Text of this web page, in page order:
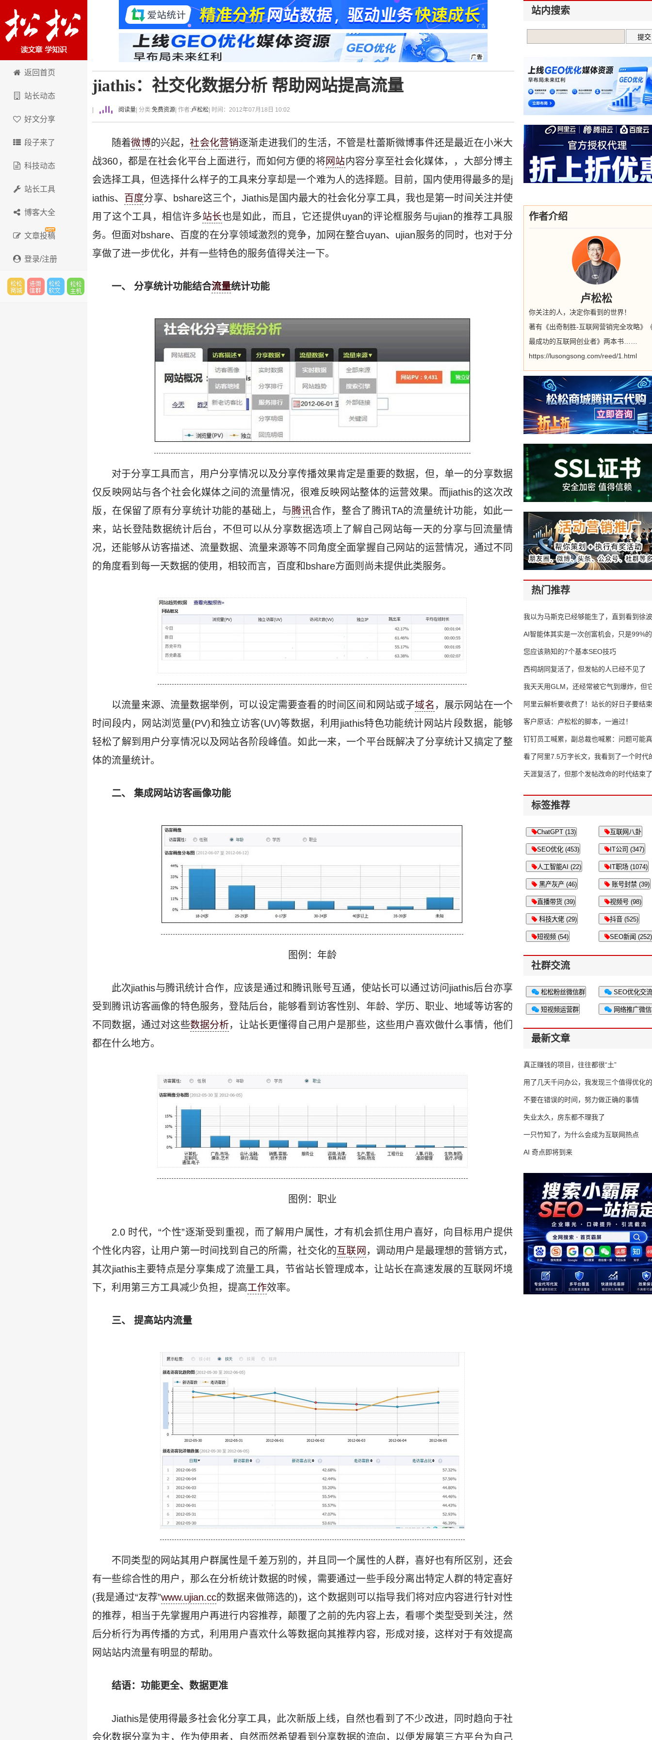
卢松松博客
返回首页
站长动态
好文分享
段子来了
科技动态
站长工具
博客大全
文章投稿
登录/注册
jiathis：社交化数据分析 帮助网站提高流量
阅读量 | 分类:免费资源 | 作者:卢松松 | 时间：2012年07月18日 10:02
随着微博的兴起，社会化营销逐渐走进我们的生活，不管是杜蕾斯微博事件还是最近在小米大
战360，都是在社会化平台上面进行，而如何方便的将网站内容分享至社会化媒体，，大部分博主
会选择工具，但选择什么样子的工具来分享却是一个难为人的选择题。目前，国内使用得最多的是j
iathis、
百度分享、bshare这三个，Jiathis是国内最大的社会化分享工具，我也是第一时间关注并使
用了这个工具，相信许多站长也是如此，而且，它还提供uyan的评论框服务与ujian的推荐工具服
务。但面对bshare、百度的在分享领域激烈的竞争，加网在整合uyan、ujian服务的同时，也对于分
享做了进一步优化，并有一些特色的服务值得关注一下。
一、 分享统计功能结合流量统计功能
对于分享工具而言，用户分享情况以及分享传播效果肯定是重要的数据，但，单一的分享数据
仅反映网站与各个社会化媒体之间的流量情况，很难反映网站整体的运营效果。而jiathis的这次改
版，在保留了原有分享统计功能的基础上，与腾讯合作，整合了腾讯TA的流量统计功能，如此一
来，站长登陆数据统计后台，不但可以从分享数据选项上了解自己网站每一天的分享与回流量情
况，还能够从访客描述、流量数据、流量来源等不同角度全面掌握自己网站的运营情况，通过不同
的角度看到每一天数据的使用，相较而言，百度和bshare方面则尚未提供此类服务。
以流量来源、流量数据举例，可以设定需要查看的时间区间和网站或子域名 ，展示网站在一个
时间段内，网站浏览量(PV)和独立访客(UV)等数据，利用jiathis特色功能统计网站片段数据，能够
轻松了解到用户分享情况以及网站各阶段峰值。如此一来，一个平台既解决了分享统计又搞定了整
体的流量统计。
二、 集成网站访客画像功能
图例：年龄
此次jiathis与腾讯统计合作，应该是通过和腾讯账号互通，使站长可以通过访问jiathis后台亦享
受到腾讯访客画像的特色服务，登陆后台，能够看到访客性别、年龄、学历、职业、地域等访客的
不同数据，通过对这些数据分析，让站长更懂得自己用户是那些，这些用户喜欢做什么事情，他们
都在什么地方。
图例：职业
2.0 时代，“个性”逐渐受到重视，而了解用户属性，才有机会抓住用户喜好，向目标用户提供
个性化内容，让用户第一时间找到自己的所需，社交化的 互联网 ，调动用户是最理想的营销方式，
其次jiathis主要特点是分享集成了流量工具，节省站长管理成本，让站长在高速发展的互联网坏境
下，利用第三方工具减少负担，提高工作效率。
三、 提高站内流量
不同类型的网站其用户群属性是千差万别的，并且同一个属性的人群，喜好也有所区别，还会
有一些综合性的用户，那么在分析统计数据的时候，需要通过一些手段分离出特定人群的特定喜好
(我是通过“友荐”www.ujian.cc的数据来做筛选的)，这个数据则可以指导我们将对应内容进行针对性
的推荐，相当于先掌握用户再进行内容推荐，颠覆了之前的先内容上去，看哪个类型受到关注，然
后分析行为再传播的方式，利用用户喜欢什么等数据向其推荐内容，形成对接，这样对于有效提高
网站站内流量有明显的帮助。
结语：功能更全、数据更准
Jiathis是使用得最多社会化分享工具，此次新版上线，自然也看到了不少改进，同时趋向于社
会化数据分享为主，作为使用者，自然而然希望看到分享数据的流向，以便发展第三方平台为自己
站内搜索
作者介绍
卢松松
你关注的人，决定你看到的世界！
著有《出奇制胜-互联网营销完全攻略》
最成功的互联网创业者》两本书……
https://lusongsong.com/reed/1.html
热门推荐
我以为马斯克已经够能生了，直到看到
AI智能体其实是一次创富机会，只是99%
错过了
您应该熟知的7个基本SEO技巧
西祠胡同复活了，但发帖的人已经不见了
我天天用GLM，还经常被它气到爆炸，但
16万亿
阿里云解析要收费了！站长的好日子要结
客户原话：卢松松的脚本，一遍过！
钉钉员工喊累，副总裁也喊累：问题可能
了
看了阿里7.5万字长文，我看到了一个时代
天涯复活了，但那个发帖改命的时代结束了
标签推荐
ChatGPT (13) 互联网八卦
SEO优化 (453) IT公司 (347)
人工智能AI (22) IT职场 (1074)
黑产灰产 (46) 账号封禁 (39)
直播带货 (39) 视频号 (98)
科技大佬 (29) 抖音 (525)
短视频 (54) SEO新闻 (252)
社群交流
松松粉丝微信群 SEO优化交
短视频运营群 网络推广微
最新文章
真正赚钱的项目，往往都很“土”
用了几天千问办公，我发现三个值得优化
不要在错误的时间，努力做正确的事情
失业太久，房东都不理我了
一只竹知了，为什么会成为互联网热点
AI 奇点即将到来